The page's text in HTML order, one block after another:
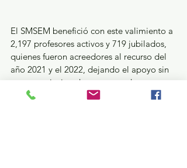
El SMSEM benefició con este valimiento a
2,197 profesores activos y 719 jubilados,
quienes fueron acreedores al recurso del
año 2021 y el 2022, dejando el apoyo sin
rezagos e invitando a que puedan
tramitar de manera correcta y en tiempos